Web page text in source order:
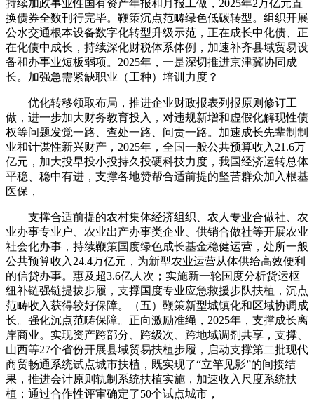
持续加政事业性国有资产年报和月报工做，2025年2万亿元置
换债券全数刊行完毕。鞭策沉点范畴绿色低碳转型。组织开展
公水交通根本设备数字化转型升级示范，正在成长中化债、正
在化债中成长，持续深化财税体系体例，加速补齐县域贸易设
备和办事业短板弱项。2025年，一是深切推进京津冀协同成
长。加强急需紧缺职业（工种）培训力度？
优化转移领取布局，推进企业财政报表列报原则修订工
做，进一步加大财务教育投入，对违规新增和虚假化解现性债
权等问题发觉一路、查处一路、问责一路。加速成长先辈制制
业和计谋性新兴财产，2025年，全国一般公共预算收入21.6万
亿元，加大投早投小投持久投硬科技力度，我国经济运转总体
平稳、稳中有进，支撑各地赞帮合适前提的坚苦群众加入根基
医保，
支撑合适前提的农村集体经济组织、农人专业合做社、农
业办事专业户、农业出产办事类企业、供销合做社等开展农业
社会化办事，持续鞭策国度绿色成长基金稳健运营，处所一般
公共预算收入24.4万亿元，为新型农业运营从体供给高效便利
的信贷办事。惠及超3.6亿人次；实施新一轮国度分析货运枢
纽补链强链提拔步履，支撑国度专业应急救援步队扶植，沉点
范畴收入获得较好保障。（五）鞭策新型城镇化和区域协调成
长。强化沉点范畴保障。正向激励准绳，2025年，支撑成长离
岸商业。实现资产跨部分、跨级次、跨地域调剂共享，支撑、
山西等27个省份开展县域贸易扶植步履，启动支撑第二批现代
商贸畅通系统试点城市扶植，既实现了“立竿见影”的间接结
果，推进会计原则轨制系统扶植实施，加速收入尺度系统扶
植；通过合作性评审确定了50个试点城市，